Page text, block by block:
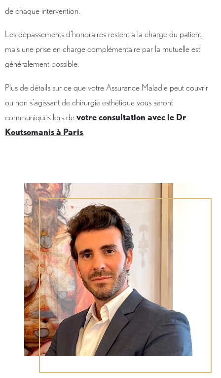
de chaque intervention.
Les dépassements d’honoraires restent à la charge du patient,
mais une prise en charge complémentaire par la mutuelle est
généralement possible.
Plus de détails sur ce que votre Assurance Maladie peut couvrir
ou non s’agissant de chirurgie esthétique vous seront
communiqués lors devotre consultation avec le Dr
Koutsomanis à Paris.